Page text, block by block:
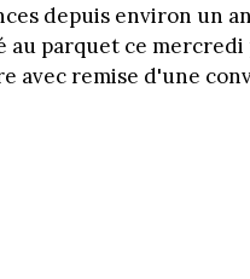
depuis environ un
au parquet ce mercredi
avec remise d'une